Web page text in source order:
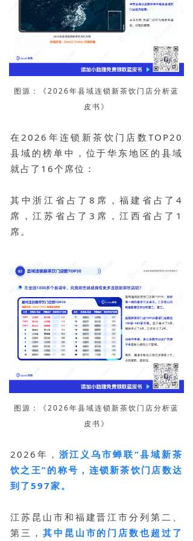
图源：《2026年县域连锁新茶饮门店分析蓝
皮书》
在2026年连锁新茶饮门店数TOP20
县域的榜单中，位于华东地区的县域
就占了16个席位：
其中浙江省占了8席，福建省占了4
席，江苏省占了3席，江西省占了1
席。
图源：《2026年县域连锁新茶饮门店分析蓝
皮书》
2026年， 浙江义乌市蝉联“县域新茶
饮之王”的称号，连锁新茶饮门店数达
到了597家。
江苏昆山市和福建晋江市分列第二、
第三， 其中昆山市的门店数也超过了